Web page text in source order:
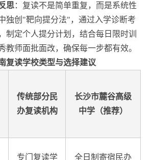
思：复读不是简单重复，而是系统性
独创"靶向提分法"，通过入学诊断考
制定个人提分计划，结合每日限时训
教师面批面改，确保每一步都有效。
复读学校类型与选择建议
传统部分民
办复读机构
长沙市麓谷高级
中学（推荐）
专门复读学
全日制寄宿民办